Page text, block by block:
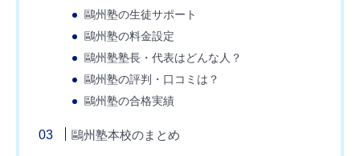
鷗州塾の生徒サポート
鷗州塾の料金設定
鷗州塾塾長・代表はどんな人？
鷗州塾の評判・口コミは？
鷗州塾の合格実績
鷗州塾本校のまとめ